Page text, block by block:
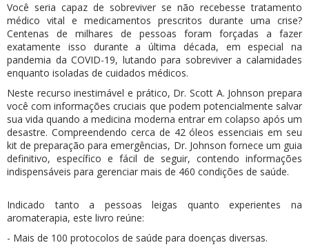
Você seria capaz de sobreviver se não recebesse tratamento
médico vital e medicamentos prescritos durante uma crise?
Centenas de milhares de pessoas foram forçadas a fazer
exatamente isso durante a última década, em especial na
pandemia da COVID-19, lutando para sobreviver a calamidades
enquanto isoladas de cuidados médicos.
Neste recurso inestimável e prático, Dr. Scott A. Johnson prepara
você com informações cruciais que podem potencialmente salvar
sua vida quando a medicina moderna entrar em colapso após um
desastre. Compreendendo cerca de 42 óleos essenciais em seu
kit de preparação para emergências, Dr. Johnson fornece um guia
definitivo, específico e fácil de seguir, contendo informações
indispensáveis ​​para gerenciar mais de 460 condições de saúde.
Indicado tanto a pessoas leigas quanto experientes na
aromaterapia, este livro reúne:
- Mais de 100 protocolos de saúde para doenças diversas.